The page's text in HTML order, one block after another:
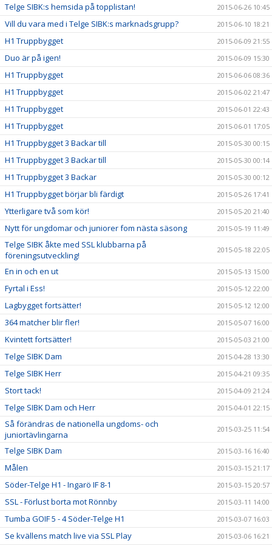
Telge SIBK:s hemsida på topplistan! 2015-06-26 10:45
Vill du vara med i Telge SIBK:s marknadsgrupp? 2015-06-10 18:21
H1 Truppbygget 2015-06-09 21:55
Duo är på igen! 2015-06-09 15:30
H1 Truppbygget 2015-06-06 08:36
H1 Truppbygget 2015-06-02 21:47
H1 Truppbygget 2015-06-01 22:43
H1 Truppbygget 2015-06-01 17:05
H1 Truppbygget 3 Backar till 2015-05-30 00:15
H1 Truppbygget 3 Backar till 2015-05-30 00:14
H1 Truppbygget 3 Backar 2015-05-30 00:12
H1 Truppbygget börjar bli färdigt 2015-05-26 17:41
Ytterligare två som kör! 2015-05-20 21:40
Nytt för ungdomar och juniorer fom nästa säsong 2015-05-19 11:49
Telge SIBK åkte med SSL klubbarna på
föreningsutveckling!
2015-05-18 22:05
En in och en ut 2015-05-13 15:00
Fyrtal i Ess! 2015-05-12 22:00
Lagbygget fortsätter! 2015-05-12 12:00
364 matcher blir fler! 2015-05-07 16:00
Kvintett fortsätter! 2015-05-03 21:00
Telge SIBK Dam 2015-04-28 13:30
Telge SIBK Herr 2015-04-21 09:35
Stort tack! 2015-04-09 21:24
Telge SIBK Dam och Herr 2015-04-01 22:15
Så förändras de nationella ungdoms- och
juniortävlingarna
2015-03-25 11:54
Telge SIBK Dam 2015-03-16 16:40
Målen 2015-03-15 21:17
Söder-Telge H1 - Ingarö IF 8-1 2015-03-15 20:57
SSL - Förlust borta mot Rönnby 2015-03-11 14:00
Tumba GOIF 5 - 4 Söder-Telge H1 2015-03-07 16:03
Se kvällens match live via SSL Play 2015-03-06 16:21